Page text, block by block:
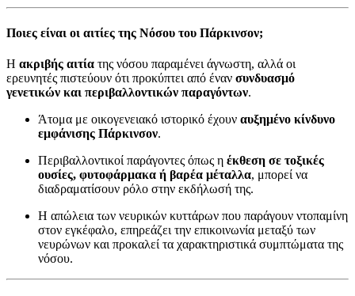
Ποιες είναι οι αιτίες της Νόσου του Πάρκινσον;
Η ακριβής αιτία της νόσου παραμένει άγνωστη, αλλά οι
ερευνητές πιστεύουν ότι προκύπτει από έναν συνδυασμό
γενετικών και περιβαλλοντικών παραγόντων.
Άτομα με οικογενειακό ιστορικό έχουν αυξημένο κίνδυνο
εμφάνισης Πάρκινσον.
Περιβαλλοντικοί παράγοντες όπως η έκθεση σε τοξικές
ουσίες, φυτοφάρμακα ή βαρέα μέταλλα, μπορεί να
διαδραματίσουν ρόλο στην εκδήλωσή της.
Η απώλεια των νευρικών κυττάρων που παράγουν ντοπαμίνη
στον εγκέφαλο, επηρεάζει την επικοινωνία μεταξύ των
νευρώνων και προκαλεί τα χαρακτηριστικά συμπτώματα της
νόσου.